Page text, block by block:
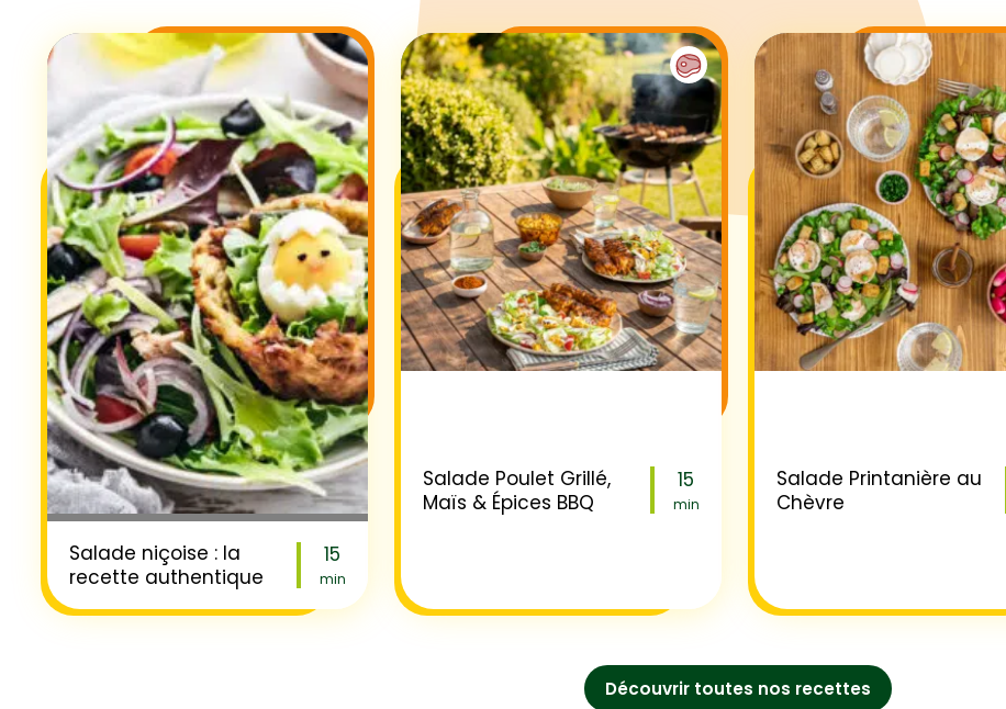
Salade niçoise : la
recette authentique
15
min
Salade Poulet Grillé,
Maïs & Épices BBQ
15
min
Salade Printanière au
Chèvre
Découvrir toutes nos recettes